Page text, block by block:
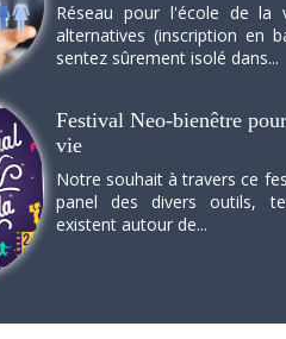
Réseau pour l'école de la
alternatives (inscription en
sentez sûrement isolé dans...
Festival Neo-bienêtre
vie
Notre souhait à travers ce
panel des divers outils,
existent autour de...